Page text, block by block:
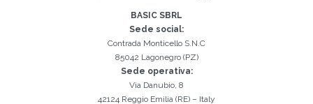
El campo Nombre es obligatorio
El campo Apellido es obligatorio
El campo Agencia es obligatorio
El campo Ciudad es obligatorio
El campo Teléfono es obligatorio
El campo Correo Electrónico es obligatorio
Correo Electrónico ingresado no válido
Debemos aceptar la Política de privacidad
continuar con la activación
Lo sentimos, se produjo el siguiente error:
BASIC SBRL
Sede social:
Contrada Monticello S.N.C
85042 Lagonegro (PZ)
Sede operativa:
Via Danubio, 8
42124 Reggio Emilia (RE) – Italy